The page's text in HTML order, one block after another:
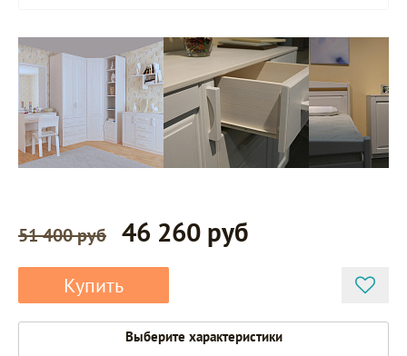
51 400 руб 46 260 руб
Купить
Выберите характеристики